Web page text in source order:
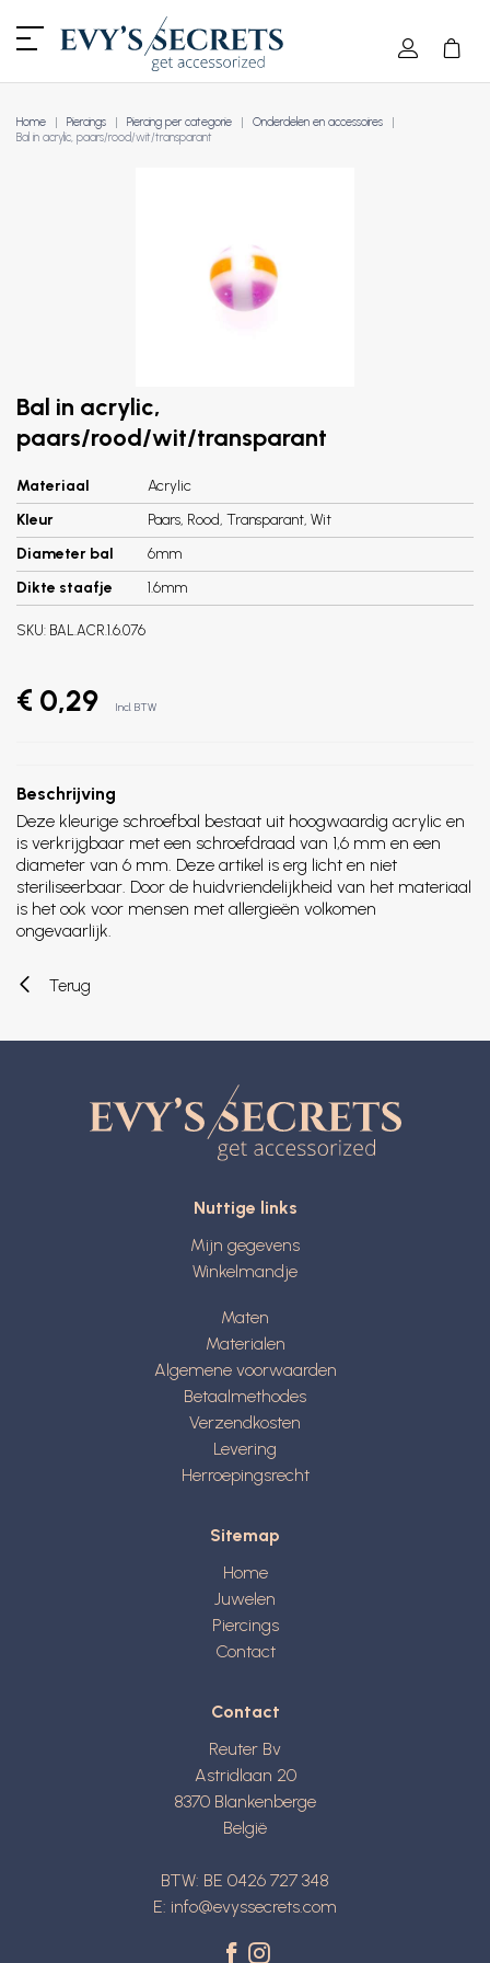
Home Piercings Piercing per categorie
Onderdelen en accessoires
Bal in acrylic, paars/rood/wit/transparant
Bal in acrylic,
paars/rood/wit/transparant
Materiaal
Acrylic
Kleur
Paars, Rood, Transparant, Wit
Diameter bal
6mm
Dikte staafje
1.6mm
SKU: BAL.ACR.1.6.076
€ 0,29 Incl. BTW
Beschrijving
Deze kleurige schroefbal bestaat uit hoogwaardig acrylic en
is verkrijgbaar met een schroefdraad van 1,6 mm en een
diameter van 6 mm. Deze artikel is erg licht en niet
steriliseerbaar. Door de huidvriendelijkheid van het materiaal
is het ook voor mensen met allergieën volkomen
ongevaarlijk.
Terug
Nuttige links
Mijn gegevens
Winkelmandje
Maten
Materialen
Algemene voorwaarden
Betaalmethodes
Verzendkosten
Levering
Herroepingsrecht
Sitemap
Home
Juwelen
Piercings
Contact
Contact
Reuter Bv
Astridlaan 20
8370 Blankenberge
België
BTW: BE 0426 727 348
E: info@evyssecrets.com